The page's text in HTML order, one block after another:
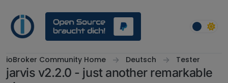
ioBroker Community Home Deutsch Tester
jarvis v2.2.0 - just another remarkable